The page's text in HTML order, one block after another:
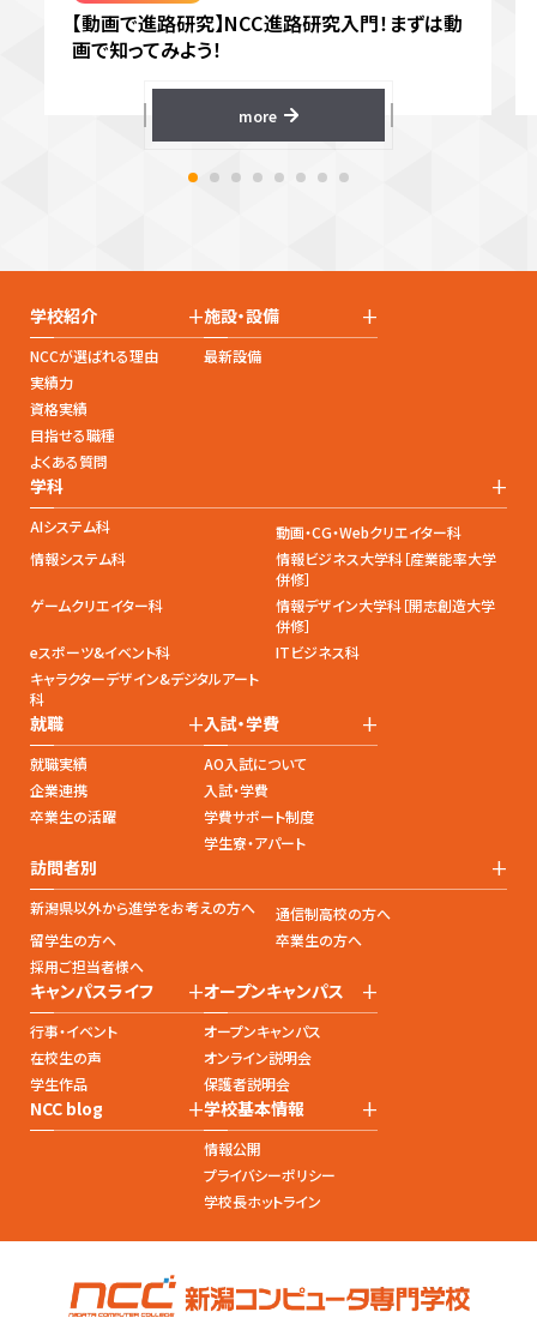
【動画で進路研究】NCC進路研究入門！まずは動
画で知ってみよう！
more
学校紹介 +
NCCが選ばれる理由
実績力
資格実績
目指せる職種
よくある質問
施設・設備 +
最新設備
学科 +
AIシステム科
動画・CG・Webクリエイター科
情報システム科
情報ビジネス大学科［産業能率大学
併修］
ゲームクリエイター科
情報デザイン大学科［開志創造大学
併修］
eスポーツ&イベント科
ITビジネス科
キャラクターデザイン&デジタルアート
科
就職 +
就職実績
企業連携
卒業生の活躍
入試・学費 +
AO入試について
入試・学費
学費サポート制度
学生寮・アパート
訪問者別 +
新潟県以外から進学をお考えの方へ
通信制高校の方へ
留学生の方へ
卒業生の方へ
採用ご担当者様へ
キャンパスライフ +
行事・イベント
在校生の声
学生作品
オープンキャンパス +
オープンキャンパス
オンライン説明会
保護者説明会
NCC blog +学校基本情報 +
情報公開
プライバシーポリシー
学校長ホットライン